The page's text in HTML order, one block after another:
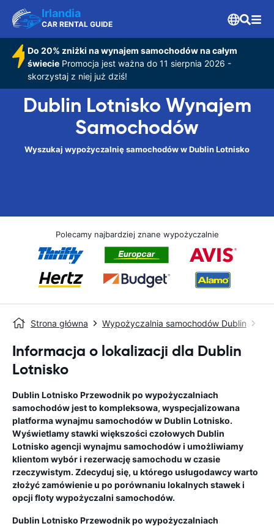
Irlandia
CAR RENTAL GUIDE
Do 20% zniżki na wynajem samochodów na całym
świeciePromocja jest ważna do 11 sierpnia 2026 -
skorzystaj z niej już dziś!
Dublin Lotnisko Wynajem
Samochodów
Wyszukaj wypożyczalnię samochodów w Dublin Lotnisko
Polecamy najbardziej znane wypożyczalnie
Strona główna Wypożyczalnia samochodów Dublin
Informacja o lokalizacji dla Dublin
Lotnisko
Dublin Lotnisko Przewodnik po wypożyczalniach
samochodówjest to kompleksowa, wyspecjalizowana
platforma wynajmu samochodów wDublin Lotnisko.
Wyświetlamy stawki większości czołowych Dublin
Lotnisko agencji wynajmu samochodów i umożliwiamy
klientom wybór i rezerwację samochodu w czasie
rzeczywistym. Zdecyduj się, u którego usługodawcy warto
złożyć zamówienie u po porównaniu lokalnych stawek i
opcji floty wypożyczalni samochodów.
Dublin Lotnisko Przewodnik po wypożyczalniach